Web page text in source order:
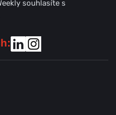
souhlasíte s